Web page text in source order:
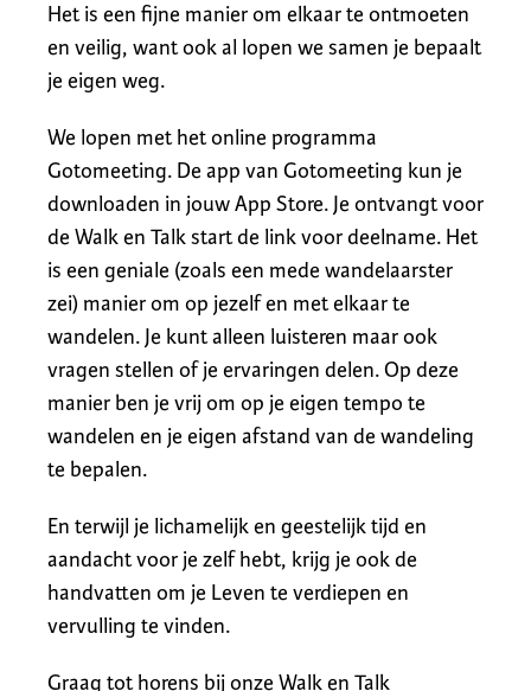
Het is een fijne manier om elkaar te ontmoeten
en veilig, want ook al lopen we samen je bepaalt
je eigen weg.
We lopen met het online programma
Gotomeeting. De app van Gotomeeting kun je
downloaden in jouw App Store. Je ontvangt voor
de Walk en Talk start de link voor deelname. Het
is een geniale (zoals een mede wandelaarster
zei) manier om op jezelf en met elkaar te
wandelen. Je kunt alleen luisteren maar ook
vragen stellen of je ervaringen delen. Op deze
manier ben je vrij om op je eigen tempo te
wandelen en je eigen afstand van de wandeling
te bepalen.
En terwijl je lichamelijk en geestelijk tijd en
aandacht voor je zelf hebt, krijg je ook de
handvatten om je Leven te verdiepen en
vervulling te vinden.
Graag tot horens bij onze Walk en Talk